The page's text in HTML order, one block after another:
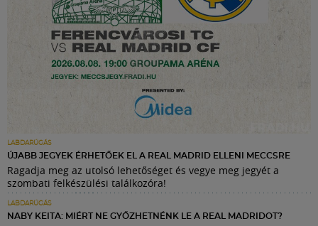
LABDARÚGÁS
ÚJABB JEGYEK ÉRHETŐEK EL A REAL MADRID ELLENI MECCSRE
Ragadja meg az utolsó lehetőséget és vegye meg jegyét a
szombati felkészülési találkozóra!
LABDARÚGÁS
NABY KEITA: MIÉRT NE GYŐZHETNÉNK LE A REAL MADRIDOT?